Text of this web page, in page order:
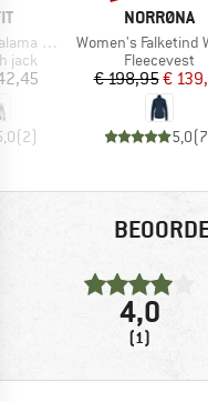
Jacket
jack
(2)
MERK
NORRØNA
Artikel
Women's Falketind Warm1
Productgroep
Fleecevest
Prijs
€ 198,95€
5,0(7
4,0
(1)